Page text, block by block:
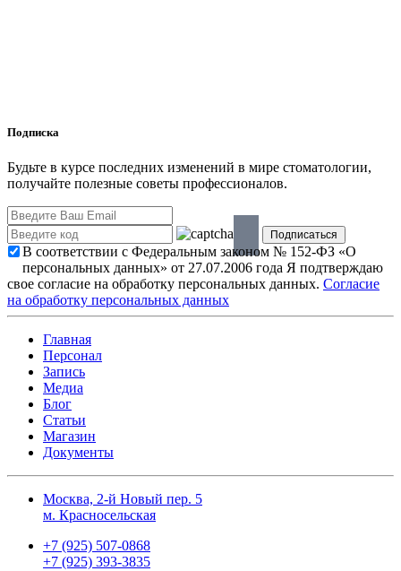
Подписка
Будьте в курсе последних изменений в мире стоматологии,
получайте полезные советы профессионалов.
В соответствии с Федеральным законом № 152-ФЗ «О
персональных данных» от 27.07.2006 года Я подтверждаю
свое согласие на обработку персональных данных. Согласие
на обработку персональных данных
Главная
Персонал
Запись
Медиа
Блог
Статьи
Магазин
Документы
Москва, 2-й Новый пер. 5
м. Красносельская
+7 (925) 507-0868
+7 (925) 393-3835